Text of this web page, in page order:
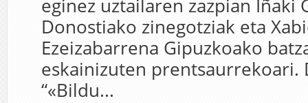
eginez uztailaren zazpian Iñaki
Donostiako zinegotziak eta
Ezeizabarrena Gipuzkoako
eskainizuten prentsaurrekoari.
“«Bildu...